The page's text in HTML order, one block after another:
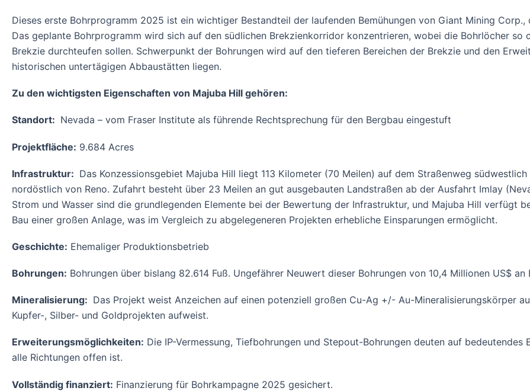
Dieses erste Bohrprogramm 2025 ist ein wichtiger Bestandteil der laufenden Bemühungen von Giant Mining
Das geplante Bohrprogramm wird sich auf den südlichen Brekzienkorridor konzentrieren, wobei die Bohrlöcher
Brekzie durchteufen sollen. Schwerpunkt der Bohrungen wird auf den tieferen Bereichen der Brekzie und den
historischen untertägigen Abbaustätten liegen.
Zu den wichtigsten Eigenschaften von Majuba Hill gehören:
Standort: Nevada – vom Fraser Institute als führende Rechtsprechung für den Bergbau eingestuft
Projektfläche: 9.684 Acres
Infrastruktur: Das Konzessionsgebiet Majuba Hill liegt 113 Kilometer (70 Meilen) auf dem Straßenweg
nordöstlich von Reno. Zufahrt besteht über 23 Meilen an gut ausgebauten Landstraßen ab der Ausfahrt Imlay
Strom und Wasser sind die grundlegenden Elemente bei der Bewertung der Infrastruktur, und Majuba Hill verfügt
Bau einer großen Anlage, was im Vergleich zu abgelegeneren Projekten erhebliche Einsparungen ermöglicht.
Geschichte: Ehemaliger Produktionsbetrieb
Bohrungen: Bohrungen über bislang 82.614 Fuß. Ungefährer Neuwert dieser Bohrungen von 10,4 Millionen US$ an
Mineralisierung: Das Projekt weist Anzeichen auf einen potenziell großen Cu-Ag +/- Au-Mineralisierungskörper
Kupfer-, Silber- und Goldprojekten aufweist.
Erweiterungsmöglichkeiten: Die IP-Vermessung, Tiefbohrungen und Stepout-Bohrungen deuten auf
alle Richtungen offen ist.
Vollständig finanziert: Finanzierung für Bohrkampagne 2025 gesichert.